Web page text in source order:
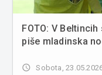
FOTO: V
piše mladinska
access_time Sobota,